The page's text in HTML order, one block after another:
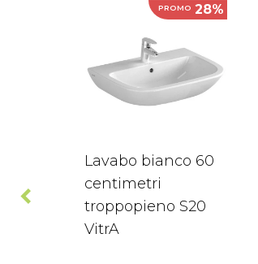
PROMO 28%
Lavabo bianco 60
centimetri
troppopieno S20
VitrA